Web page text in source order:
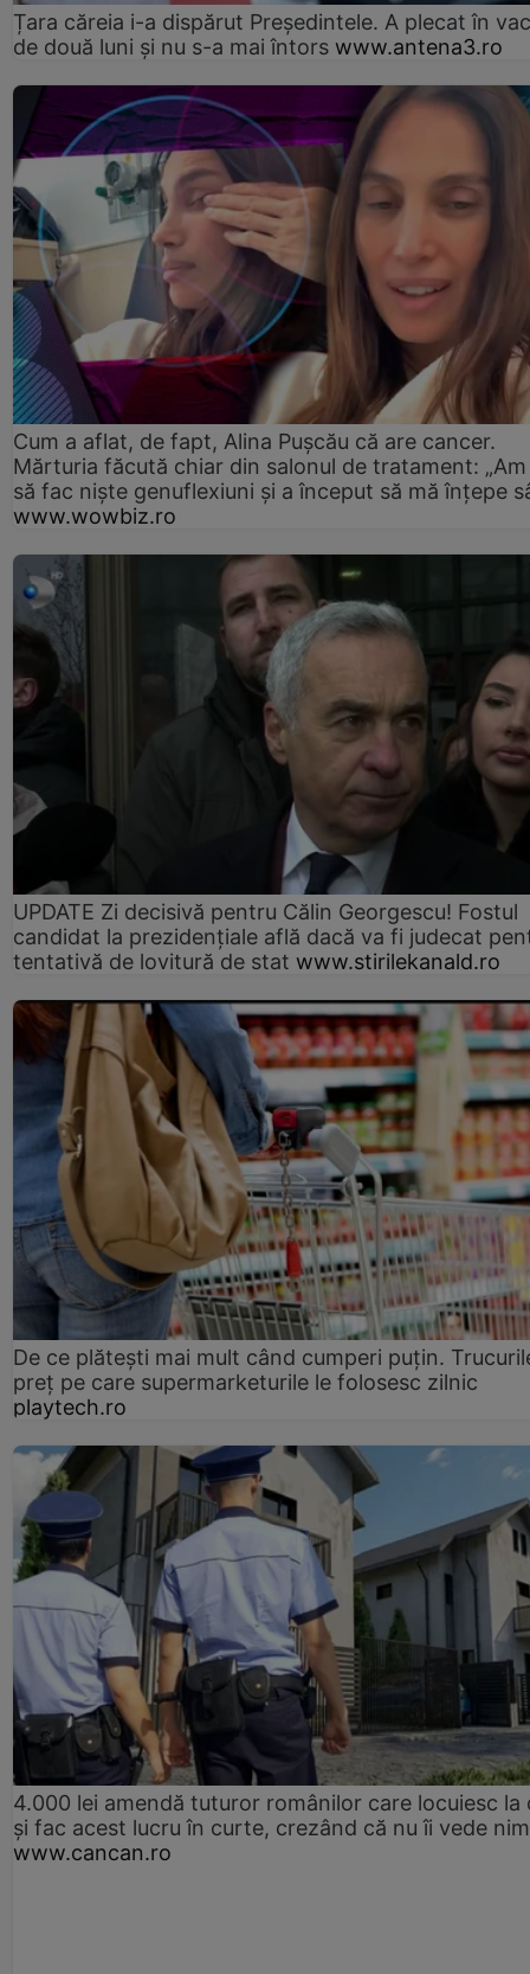
Țara căreia i-a dispărut Președintele. A plecat în
de două luni și nu s-a mai întors www.antena3.ro
Cum a aflat, de fapt, Alina Pușcău că are cancer.
Mărturia făcută chiar din salonul de tratament:
să fac niște genuflexiuni și a început să mă înțepe
www.wowbiz.ro
UPDATE Zi decisivă pentru Călin Georgescu! Fostul
candidat la prezidențiale află dacă va fi judecat
tentativă de lovitură de stat www.stirilekanald.ro
De ce plătești mai mult când cumperi puțin.
preț pe care supermarketurile le folosesc zilnic
playtech.ro
4.000 lei amendă tuturor românilor care locuiesc la
și fac acest lucru în curte, crezând că nu îi vede
www.cancan.ro